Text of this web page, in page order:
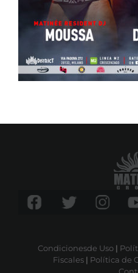
Condicionesde Uso|
Fiscales| Política de